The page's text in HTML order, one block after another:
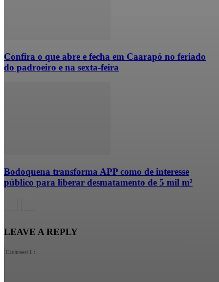
Confira o que abre e fecha em Caarapó no feriado
do padroeiro e na sexta-feira
Bodoquena transforma APP como de interesse
público para liberar desmatamento de 5 mil m²
LEAVE A REPLY